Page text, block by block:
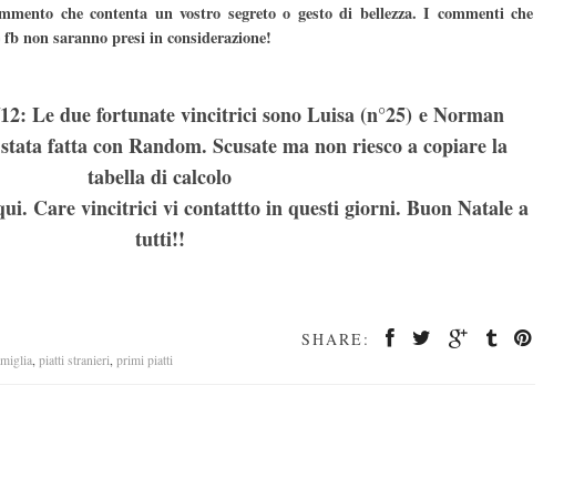
che contenta un vostro segreto o gesto di bellezza. I commenti che
non saranno presi in considerazione!
Le due fortunate vincitrici sono Luisa (n°25) e Norman
fatta con Random. Scusate ma non riesco a copiare la
tabella di calcolo
Care vincitrici vi contattto in questi giorni. Buon Natale a
tutti!!
SHARE:
, piatti stranieri, primi piatti